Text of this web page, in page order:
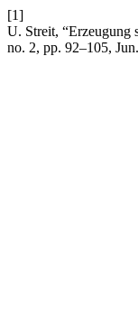
[1]
U. Streit, “Erzeugung
no. 2, pp. 92–105,